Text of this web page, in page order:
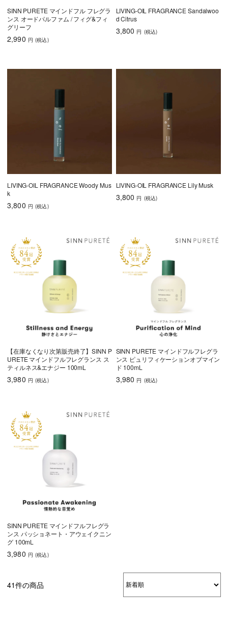
SINN PURETE マインドフル フレグラ
ンス オードパルファム / フィグ&フィ
グリーフ
2,990 円 (税込)
LIVING-OIL FRAGRANCE Sandalwoo
d Citrus
3,800 円 (税込)
LIVING-OIL FRAGRANCE Woody Mus
k
3,800 円 (税込)
LIVING-OIL FRAGRANCE Lily Musk
3,800 円 (税込)
【在庫なくなり次第販売終了】SINN P
URETE マインドフルフレグランス ス
ティルネス&エナジー 100mL
3,980 円 (税込)
SINN PURETE マインドフルフレグラ
ンス ピュリフィケーションオブマイン
ド 100mL
3,980 円 (税込)
SINN PURETE マインドフルフレグラ
ンス パッショネート・アウェイクニン
グ 100mL
3,980 円 (税込)
41件の商品